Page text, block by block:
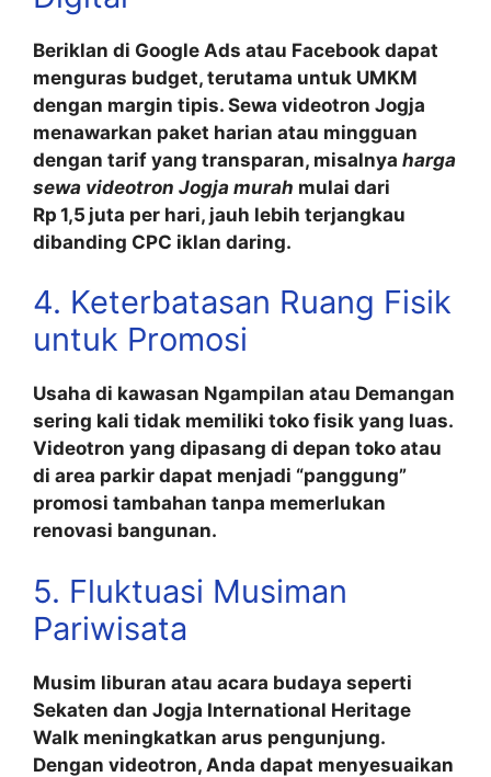
Beriklan di Google Ads atau Facebook dapat
menguras budget, terutama untuk UMKM
dengan margin tipis. Sewa videotron Jogja
menawarkan paket harian atau mingguan
dengan tarif yang transparan, misalnya harga
sewa videotron Jogja murah mulai dari
Rp 1,5 juta per hari, jauh lebih terjangkau
dibanding CPC iklan daring.
4. Keterbatasan Ruang Fisik
untuk Promosi
Usaha di kawasan Ngampilan atau Demangan
sering kali tidak memiliki toko fisik yang luas.
Videotron yang dipasang di depan toko atau
di area parkir dapat menjadi “panggung”
promosi tambahan tanpa memerlukan
renovasi bangunan.
5. Fluktuasi Musiman
Pariwisata
Musim liburan atau acara budaya seperti
Sekaten dan Jogja International Heritage
Walk meningkatkan arus pengunjung.
Dengan videotron, Anda dapat menyesuaikan